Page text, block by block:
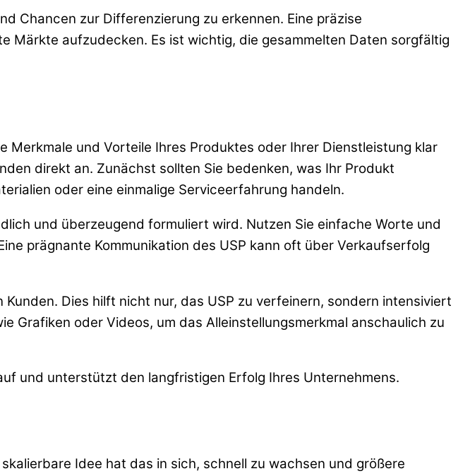
Chancen zur Differenzierung zu erkennen. Eine präzise
aufzudecken. Es ist wichtig, die gesammelten Daten sorgfältig
Merkmale und Vorteile Ihres Produktes oder Ihrer Dienstleistung klar
direkt an. Zunächst sollten Sie bedenken, was Ihr Produkt
oder eine einmalige Serviceerfahrung handeln.
und überzeugend formuliert wird. Nutzen Sie einfache Worte und
prägnante Kommunikation des USP kann oft über Verkaufserfolg
Dies hilft nicht nur, das USP zu verfeinern, sondern intensiviert
Grafiken oder Videos, um das Alleinstellungsmerkmal anschaulich zu
und unterstützt den langfristigen Erfolg Ihres Unternehmens.
Idee hat das in sich, schnell zu wachsen und größere